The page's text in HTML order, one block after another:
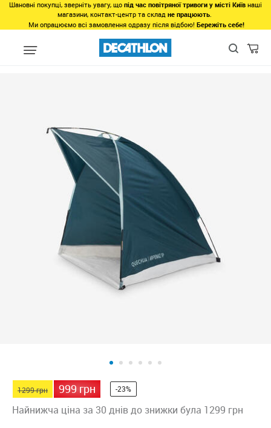
Шановні покупці, зверніть увагу, що під час повітряної тривоги у місті Київ наші
магазини, контакт-центр та склад не працюють.
Ми опрацюємо всі замовлення одразу після відбою! Бережіть себе!
Види спорту Туризм, Кемпiнг Кемпінг Пляжні
1299 грн 999 грн -23%
Найнижча ціна за 30 днів до знижки була 1299 грн